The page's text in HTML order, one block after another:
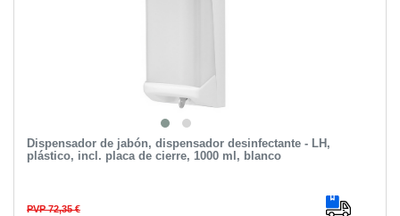
Dispensador de jabón, dispensador desinfectante - LH,
plástico, incl. placa de cierre, 1000 ml, blanco
PVP 72,35 €